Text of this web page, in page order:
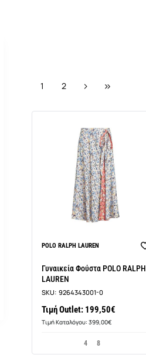
1 2
POLO RALPH LAUREN
Γυναικεία Φούστα POLO RALPH
LAUREN
SKU: 9264343001-0
Τιμή Outlet: 199,50€
Τιμή Καταλόγου: 399,00€
4 8